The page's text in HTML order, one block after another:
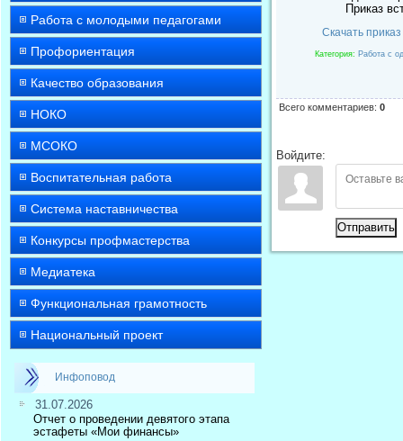
Работа с молодыми педагогами
Профориентация
Качество образования
НОКО
МСОКО
Воспитательная работа
Система наставничества
Конкурсы профмастерства
Медиатека
Функциональная грамотность
Национальный проект
Инфоповод
31.07.2026
Отчет о проведении девятого этапа
эстафеты «Мои финансы»
Приказ
Скачать приказ
Категория: Работа с
Всего комментариев: 0
Войдите:
Отправить